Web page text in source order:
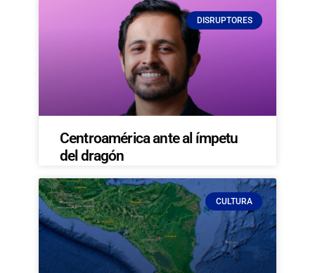
DISRUPTORES
Centroamérica ante al ímpetu
del dragón
CULTURA